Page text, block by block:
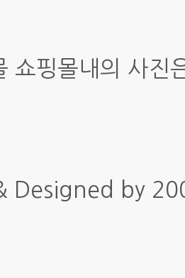
쇼핑몰내의 사진
Designed by